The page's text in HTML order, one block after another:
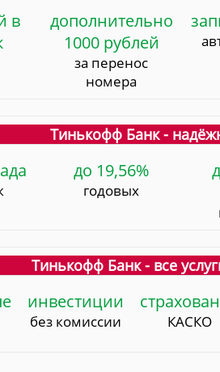
в
дополнительно
1000 рублей
за перенос
номера
Тинькофф Банк -
до 19,56%
годовых
Тинькофф Банк - все
инвестиции
без комиссии КАСКО